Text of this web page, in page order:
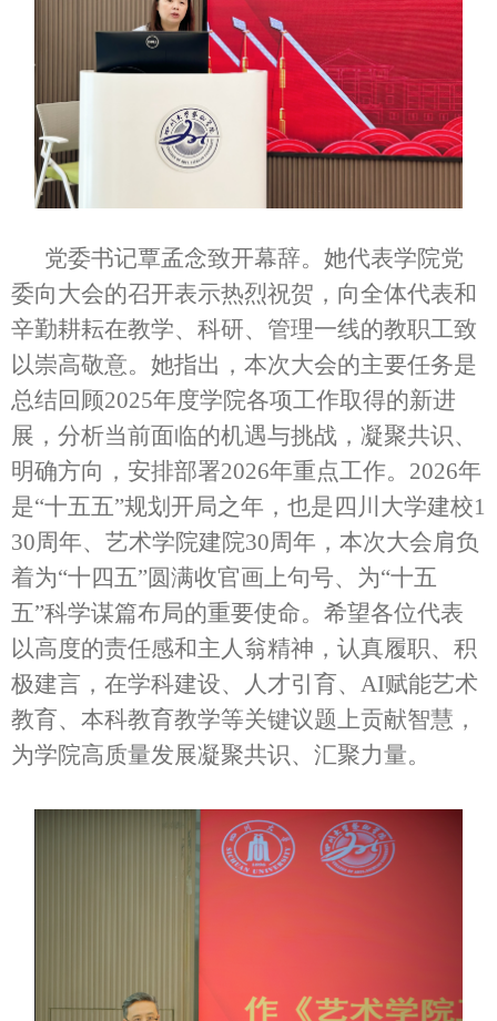
党委书记覃孟念致开幕辞。她代表学院党
委向大会的召开表示热烈祝贺，向全体代表和
辛勤耕耘在教学、科研、管理一线的教职工致
以崇高敬意。她指出，本次大会的主要任务是
总结回顾2025年度学院各项工作取得的新进
展，分析当前面临的机遇与挑战，凝聚共识、
明确方向，安排部署2026年重点工作。2026年
是“十五五”规划开局之年，也是四川大学建校1
30周年、艺术学院建院30周年，本次大会肩负
着为“十四五”圆满收官画上句号、为“十五
五”科学谋篇布局的重要使命。希望各位代表
以高度的责任感和主人翁精神，认真履职、积
极建言，在学科建设、人才引育、AI赋能艺术
教育、本科教育教学等关键议题上贡献智慧，
为学院高质量发展凝聚共识、汇聚力量。